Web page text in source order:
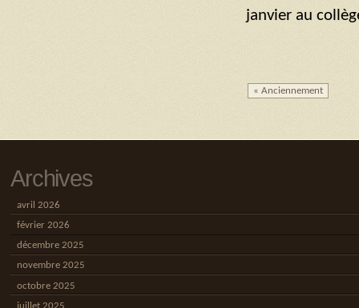
janvier au
« Anciennement
Archives
avril 2026
février 2026
décembre 2025
novembre 2025
octobre 2025
juillet 2025